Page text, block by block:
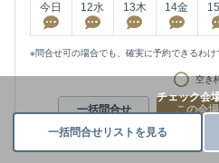
今日 12水 13木 14金
※問合せ可の場合でも、確実に予約できるわけ
空き
一括問合せ
この会
チェック会
一括問合せリストを見る